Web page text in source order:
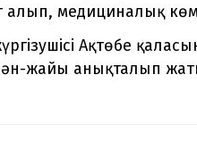
алып, медициналық
Ақтөбе
жайы анықталып